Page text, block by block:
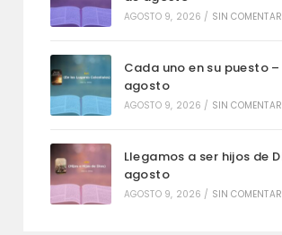
AGOSTO 9, 2026 / SIN
Cada uno en su puesto –
agosto
AGOSTO 9, 2026 / SIN
Llegamos a ser hijos de
agosto
AGOSTO 9, 2026 / SIN